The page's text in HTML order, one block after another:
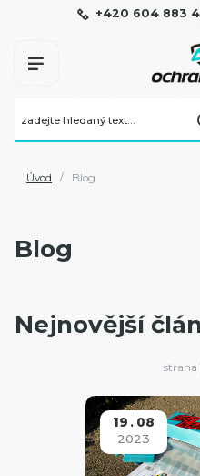
+420 604 883
Úvod Blog
Blog
Nejnovější
strana
19
08
2023